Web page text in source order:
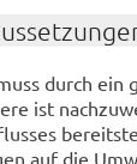
durch
ist
auf die